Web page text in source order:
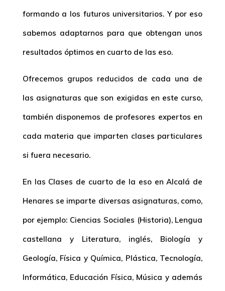
formando a los futuros universitarios. Y por eso
sabemos adaptarnos para que obtengan unos
resultados óptimos en cuarto de las eso.
Ofrecemos grupos reducidos de cada una de
las asignaturas que son exigidas en este curso,
también disponemos de profesores expertos en
cada materia que imparten clases particulares
si fuera necesario.
En las Clases de cuarto de la eso en Alcalá de
Henares se imparte diversas asignaturas, como,
por ejemplo: Ciencias Sociales (Historia), Lengua
castellana y Literatura, inglés, Biología y
Geología, Física y Química, Plástica, Tecnología,
Informática, Educación Física, Música y además